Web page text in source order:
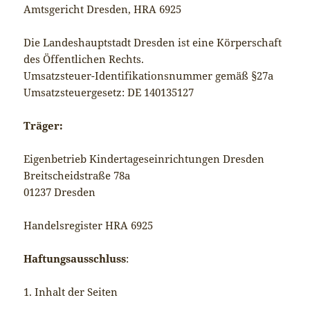
Amtsgericht Dresden, HRA 6925
Die Landeshauptstadt Dresden ist eine Körperschaft
des Öffentlichen Rechts.
Umsatzsteuer-Identifikationsnummer gemäß §27a
Umsatzsteuergesetz: DE 140135127
Träger:
Eigenbetrieb Kindertageseinrichtungen Dresden
Breitscheidstraße 78a
01237 Dresden
Handelsregister HRA 6925
Haftungsausschluss:
1. Inhalt der Seiten